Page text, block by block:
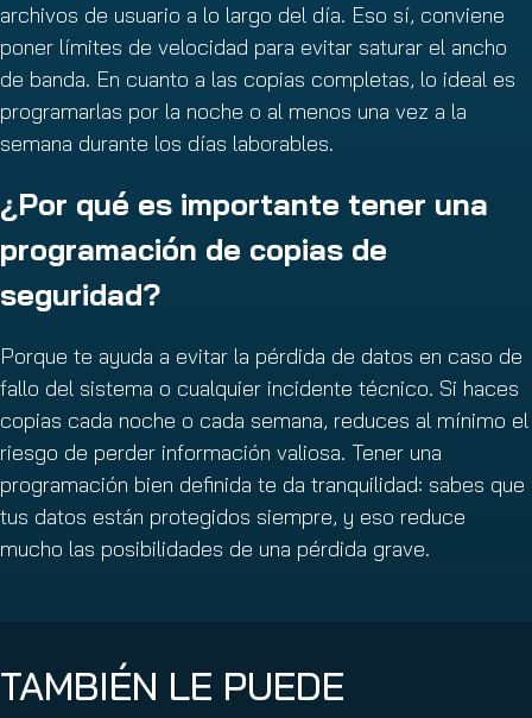
archivos de usuario a lo largo del día. Eso sí, conviene
poner límites de velocidad para evitar saturar el ancho
de banda. En cuanto a las copias completas, lo ideal es
programarlas por la noche o al menos una vez a la
semana durante los días laborables.
¿Por qué es importante tener una
programación de copias de
seguridad?
Porque te ayuda a evitar la pérdida de datos en caso de
fallo del sistema o cualquier incidente técnico. Si haces
copias cada noche o cada semana, reduces al mínimo el
riesgo de perder información valiosa. Tener una
programación bien definida te da tranquilidad: sabes que
tus datos están protegidos siempre, y eso reduce
mucho las posibilidades de una pérdida grave.
TAMBIÉN LE PUEDE